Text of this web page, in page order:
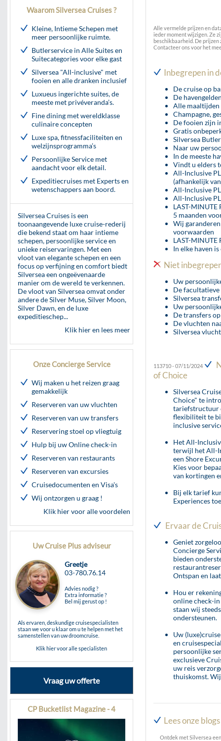
Waarom Silversea Cruises ?
Kleine, Intieme Schepen met
meer persoonlijke ruimte.
Butlerservice in Alle Suites en
Suitecategories voor elke gast
Silversea "All-inclusive" met
fooien en alle dranken inclusief
Luxueus ingerichte suites, de
meeste met privéveranda’s.
Fine dining met wereldklasse
culinaire concepten
Luxe spa, fitnessfaciliteiten en
welzijnsprogramma’s
Persoonlijke Service met
aandacht voor elk detail.
Expeditiecruises met Experts en
wetenschappers aan boord.
Silversea Cruises is een
toonaangevende luxe cruise-rederij
die bekend staat om haar intieme
schepen, persoonlijke service en
unieke reiservaringen. Met een
vloot van elegante schepen en een
focus op verfijning en comfort biedt
Silversea een ongeëvenaarde
manier om de wereld te verkennen.
De vloot van Silversea omvat onder
andere de Silver Muse, Silver Moon,
Silver Dawn, en de luxe
expeditieschep...
Klik hier en lees meer
Onze Concierge Service
Wij maken u het reizen graag
gemakkelijk
Reserveren van uw vluchten
Reserveren van uw transfers
Reservering stoel op vliegtuig
Hulp bij uw Online check-in
Reserveren van restaurants
Reserveren van excursies
Cruisedocumenten en Visa's
Wij ontzorgen u graag !
Klik hier voor alle voordelen
Uw Cruise Plus adviseur
Greetje
03-780.76.14
Advies nodig ?
Extra informatie ?
Bel mij gerust op !
Als ervaren, deskundige cruisespecialisten
staan we voor u klaar om u te helpen met het
samenstellen van uw droomcruise.
Klik hier voor alle specialisten
Vraag uw offerte
CP Bucketlist Magazine - 4
Alle vermelde prijzen en
ieder moment wijzigen. Ze
beschikbaarheid. De
Contacteer ons voor het
Inbegrepen in
De cruise op
De
Alle maaltijden
Champagne,
De fooien zijn
Gratis
Silversea
Naar uw
In de meeste
Vindt u elders
All-Inclusive
(afhankelijk
All-Inclusive
All-Inclusive
LAST-MINUTE
5 maanden
Wij
voorwaarden
LAST-MINUTE
In elke haven
Niet
Uw
De facultatieve
Silversea
Uw
De transfers
De vluchten
Silversea
113710 - 07/11/2024
of Choice
Silversea
Choice" te
tariefstructuur
flexibiliteit te
inclusive
Het All-
terwijl het All-
een Shore
Kies voor
van kortingen
Bij elk tarief
Experiences
Ervaar de
Geniet
Concierge
bieden
Ontspan en
Hou er
online check-
staan wij
ondersteunen.
Uw
en
persoonlijke
exclusieve
uw reis
thuiskomst.
Lees onze
Ontdek met Silversea